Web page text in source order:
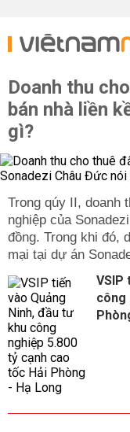
Doanh thu
bán nhà liền
gì?
Trong qúy II, doanh
nghiệp của
đồng. Trong khi đó,
mại tại dự án
VSIP
công